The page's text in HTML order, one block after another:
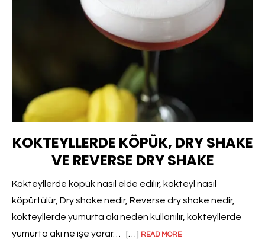
KOKTEYLLERDE KÖPÜK, DRY SHAKE
VE REVERSE DRY SHAKE
Kokteyllerde köpük nasıl elde edilir, kokteyl nasıl
köpürtülür, Dry shake nedir, Reverse dry shake nedir,
kokteyllerde yumurta akı neden kullanılır, kokteyllerde
yumurta akı ne işe yarar… […] READ MORE